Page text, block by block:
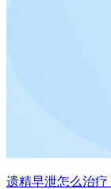
遗精早泄怎么治